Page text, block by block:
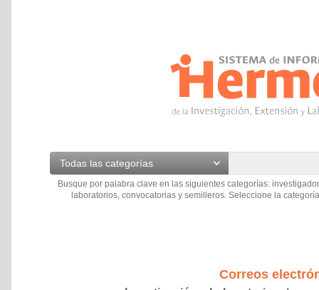
Todas las categorías
Busque por palabra clave en las siguientes categorías:
laboratorios, convocatorias y semilleros. Seleccione la
Correos